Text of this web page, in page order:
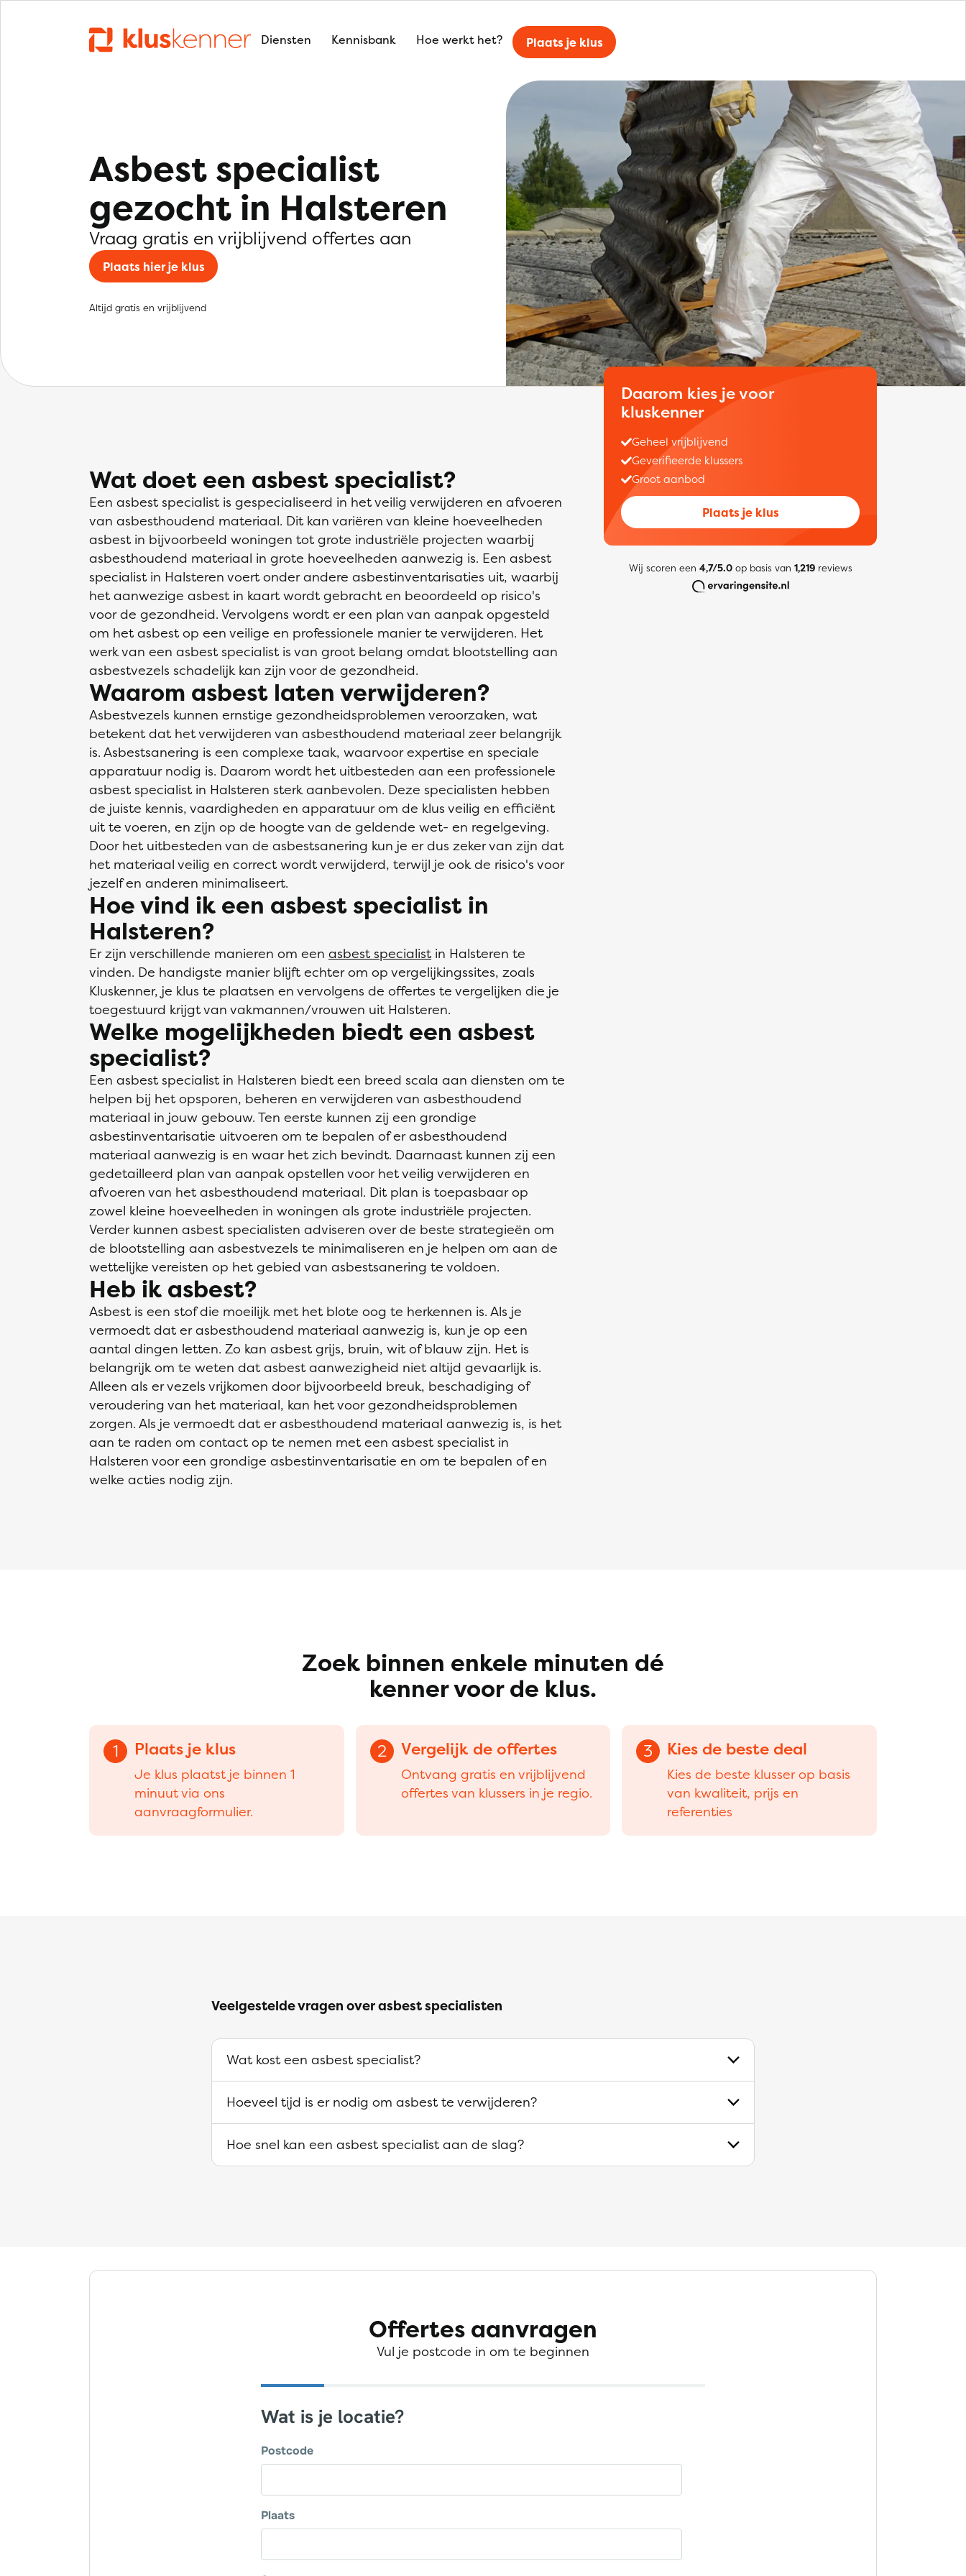
Diensten Kennisbank Hoe werkt het? Plaats je klus
Asbest specialist
gezocht in Halsteren
Vraag gratis en vrijblijvend offertes aan
Plaats hier je klus
Altijd gratis en vrijblijvend
Wat doet een asbest specialist?
Een asbest specialist is gespecialiseerd in het veilig verwijderen en afvoeren
van asbesthoudend materiaal. Dit kan variëren van kleine hoeveelheden
asbest in bijvoorbeeld woningen tot grote industriële projecten waarbij
asbesthoudend materiaal in grote hoeveelheden aanwezig is. Een asbest
specialist in Halsteren voert onder andere asbestinventarisaties uit, waarbij
het aanwezige asbest in kaart wordt gebracht en beoordeeld op risico's
voor de gezondheid. Vervolgens wordt er een plan van aanpak opgesteld
om het asbest op een veilige en professionele manier te verwijderen. Het
werk van een asbest specialist is van groot belang omdat blootstelling aan
asbestvezels schadelijk kan zijn voor de gezondheid.
Waarom asbest laten verwijderen?
Asbestvezels kunnen ernstige gezondheidsproblemen veroorzaken, wat
betekent dat het verwijderen van asbesthoudend materiaal zeer belangrijk
is. Asbestsanering is een complexe taak, waarvoor expertise en speciale
apparatuur nodig is. Daarom wordt het uitbesteden aan een professionele
asbest specialist in Halsteren sterk aanbevolen. Deze specialisten hebben
de juiste kennis, vaardigheden en apparatuur om de klus veilig en efficiënt
uit te voeren, en zijn op de hoogte van de geldende wet- en regelgeving.
Door het uitbesteden van de asbestsanering kun je er dus zeker van zijn dat
het materiaal veilig en correct wordt verwijderd, terwijl je ook de risico's voor
jezelf en anderen minimaliseert.
Hoe vind ik een asbest specialist in
Halsteren?
Er zijn verschillende manieren om een asbest specialist in Halsteren te
vinden. De handigste manier blijft echter om op vergelijkingssites, zoals
Kluskenner, je klus te plaatsen en vervolgens de offertes te vergelijken die je
toegestuurd krijgt van vakmannen/vrouwen uit Halsteren.
Welke mogelijkheden biedt een asbest
specialist?
Een asbest specialist in Halsteren biedt een breed scala aan diensten om te
helpen bij het opsporen, beheren en verwijderen van asbesthoudend
materiaal in jouw gebouw. Ten eerste kunnen zij een grondige
asbestinventarisatie uitvoeren om te bepalen of er asbesthoudend
materiaal aanwezig is en waar het zich bevindt. Daarnaast kunnen zij een
gedetailleerd plan van aanpak opstellen voor het veilig verwijderen en
afvoeren van het asbesthoudend materiaal. Dit plan is toepasbaar op
zowel kleine hoeveelheden in woningen als grote industriële projecten.
Verder kunnen asbest specialisten adviseren over de beste strategieën om
de blootstelling aan asbestvezels te minimaliseren en je helpen om aan de
wettelijke vereisten op het gebied van asbestsanering te voldoen.
Heb ik asbest?
Asbest is een stof die moeilijk met het blote oog te herkennen is. Als je
vermoedt dat er asbesthoudend materiaal aanwezig is, kun je op een
aantal dingen letten. Zo kan asbest grijs, bruin, wit of blauw zijn. Het is
belangrijk om te weten dat asbest aanwezigheid niet altijd gevaarlijk is.
Alleen als er vezels vrijkomen door bijvoorbeeld breuk, beschadiging of
veroudering van het materiaal, kan het voor gezondheidsproblemen
zorgen. Als je vermoedt dat er asbesthoudend materiaal aanwezig is, is het
aan te raden om contact op te nemen met een asbest specialist in
Halsteren voor een grondige asbestinventarisatie en om te bepalen of en
welke acties nodig zijn.
Daarom kies je voor
kluskenner
Geheel vrijblijvend
Geverifieerde klussers
Groot aanbod
Plaats je klus
Wij scoren een 4,7/5.0op basis van 1,219reviews
Zoek binnen enkele minuten dé
kenner voor de klus.
1 Plaats je klus
Je klus plaatst je binnen 1
minuut via ons
aanvraagformulier.
2 Vergelijk de offertes
Ontvang gratis en vrijblijvend
offertes van klussers in je regio.
3 Kies de beste deal
Kies de beste klusser op basis
van kwaliteit, prijs en
referenties
Veelgestelde vragen over asbest specialisten
Wat kost een asbest specialist?
Hoeveel tijd is er nodig om asbest te verwijderen?
Hoe snel kan een asbest specialist aan de slag?
Offertes aanvragen
Vul je postcode in om te beginnen